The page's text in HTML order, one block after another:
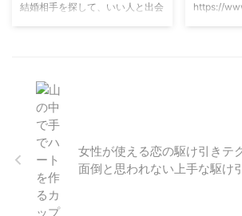
結婚相手を探して、いい人と出会
ても遅いですから、今から心構え
だけでもしておきましょう。
https://
content/
gman_27-
女性が使える恋の駆け引きテ
面倒と思われない上手な駆け